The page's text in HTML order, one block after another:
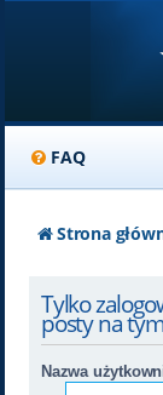
FAQ
Strona
Tylko
posty na
Nazwa